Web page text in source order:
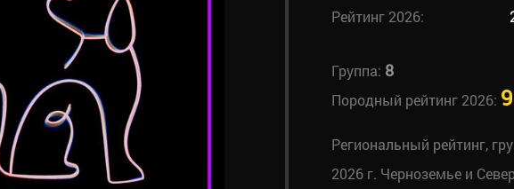
Рейтинг 2026:
Группа: 8
Породный рейтинг 2026: 9
Региональный рейтинг,
2026 г. Черноземье и